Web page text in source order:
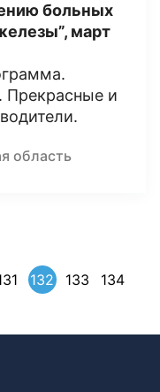
больных
март
Прекрасные и
область
132 133
134